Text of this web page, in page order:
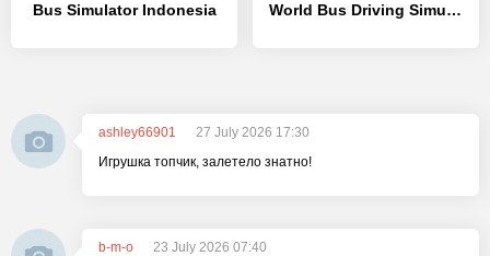
Bus Simulator Indonesia World Bus Driving Simulator
ashley66901
27 July 2026 17:30
Игрушка топчик, залетело знатно!
b-m-o
23 July 2026 07:40